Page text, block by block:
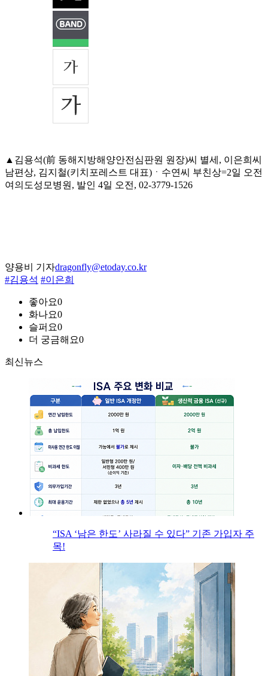
▲김용석(前 동해지방해양안전심판원 원장)씨 별세, 이은희씨
남편상, 김지철(키치포레스트 대표)ㆍ수연씨 부친상=2일 오전
여의도성모병원, 발인 4일 오전, 02-3779-1526
양용비 기자dragonfly@etoday.co.kr
#김용석 #이은희
좋아요0
화나요0
슬퍼요0
더 궁금해요0
최신뉴스
“ISA ‘남은 한도’ 사라질 수 있다” 기존 가입자 주
목!